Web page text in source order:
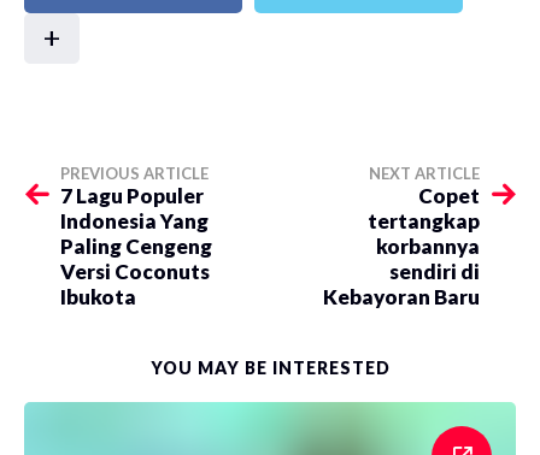
+
PREVIOUS ARTICLE
​7 Lagu Populer
Indonesia Yang
Paling Cengeng
Versi Coconuts
Ibukota
NEXT ARTICLE
Copet
tertangkap
korbannya
sendiri di
Kebayoran Baru
YOU MAY BE INTERESTED